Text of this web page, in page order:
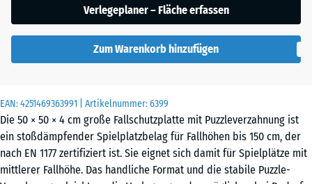
EAN:4251469363991 | Artikelnummer:6399
Die 50 × 50 × 4 cm große Fallschutzplatte mit Puzzleverzahnung ist
ein stoßdämpfender Spielplatzbelag für Fallhöhen bis 150 cm, der
nach EN 1177 zertifiziert ist. Sie eignet sich damit für Spielplätze mit
mittlerer Fallhöhe. Das handliche Format und die stabile Puzzle-
Verlegeplaner – Fläche erfassen
Zum Warenkorb hinzufügen